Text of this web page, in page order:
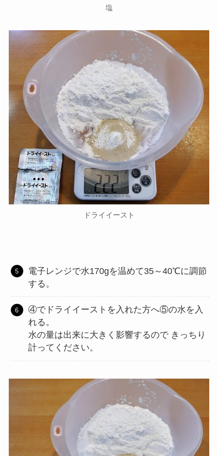
塩
ドライイースト
電子レンジで水170gを温めて35～40℃に調節
する。
④でドライイーストを入れた方へ⑤の水を入
れる。
水の量は出来に大きく影響するので きっちり
計ってください。